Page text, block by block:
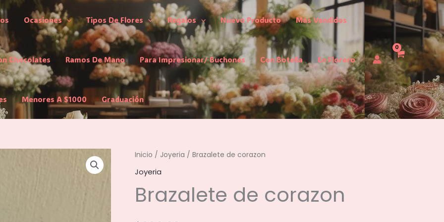
Ocasiones Tipos De Flores Regalos Nuevo Producto Mas Vendidos
Chocolates Ramos De Mano Para Impresionar/ Buchones Con Botella En Florero
Menores A $1000 Graduación
Inicio / Joyeria / Brazalete de corazon
Joyeria
Brazalete de corazon